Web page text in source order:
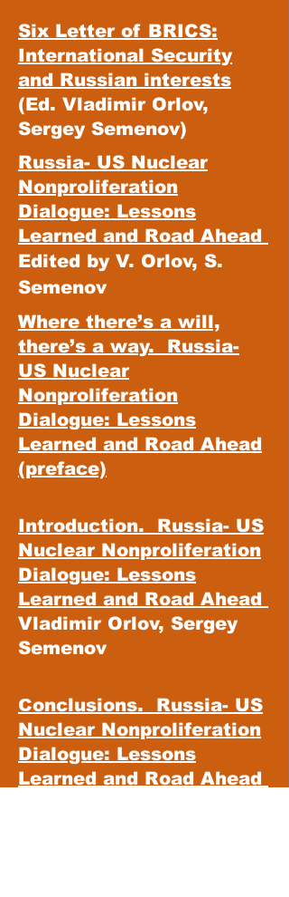
Six Letter of BRICS:
International Security
and Russian interests
(Ed. Vladimir Orlov,
Sergey Semenov)
Russia- US Nuclear
Nonproliferation
Dialogue: Lessons
Learned and Road Ahead
Edited by V. Orlov, S.
Semenov
Where there’s a will,
there’s a way. Russia-
US Nuclear
Nonproliferation
Dialogue: Lessons
Learned and Road Ahead
(preface)
Introduction. Russia- US
Nuclear Nonproliferation
Dialogue: Lessons
Learned and Road Ahead
Vladimir Orlov, Sergey
Semenov
Сonclusions. Russia- US
Nuclear Nonproliferation
Dialogue: Lessons
Learned and Road Ahead